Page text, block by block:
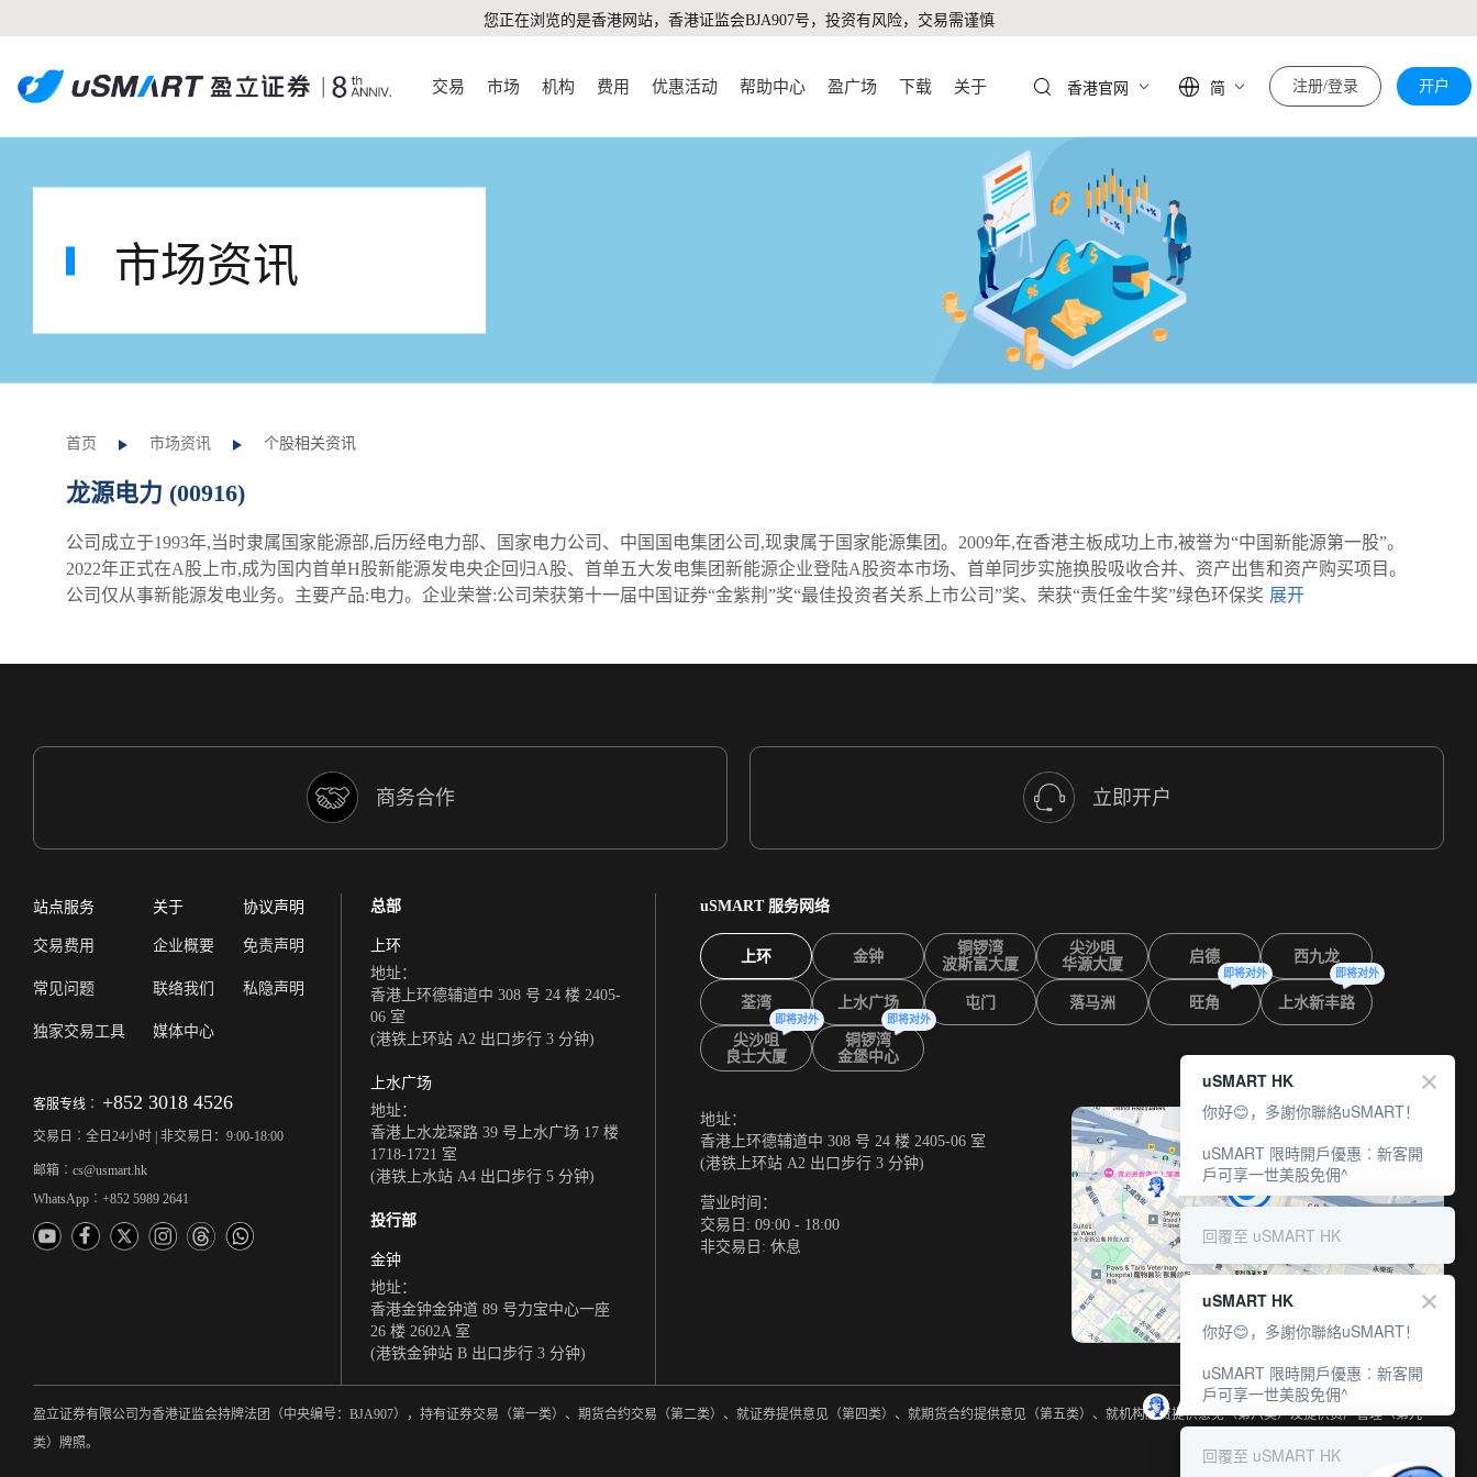
您正在浏览的是香港网站，香港证监会BJA907号，投资有风险，交易需谨慎
交易 市场 机构 费用 优惠活动 帮助中心 盈广场 下载 关于 香港官网 简 注册/登录 开户
市场资讯
首页 市场资讯 个股相关资讯
龙源电力 (00916)
公司成立于1993年,当时隶属国家能源部,后历经电力部、国家电力公司、中国国电集团公司,现隶属于国家能源集团。2009年,在香港主板成功上市,被誉为“中国新能源第一股”。
2022年正式在A股上市,成为国内首单H股新能源发电央企回归A股、首单五大发电集团新能源企业登陆A股资本市场、首单同步实施换股吸收合并、资产出售和资产购买项目。
公司仅从事新能源发电业务。主要产品:电力。企业荣誉:公司荣获第十一届中国证券“金紫荆”奖“最佳投资者关系上市公司”奖、荣获“责任金牛奖”绿色环保奖
商务合作 立即开户
站点服务
交易费用
常见问题
独家交易工具
关于
企业概要
联络我们
媒体中心
协议声明
免责声明
私隐声明
客服专线︰ +852 3018 4526
交易日︰全日24小时 | 非交易日：9:00-18:00
邮箱︰cs@usmart.hk
WhatsApp︰+852 5989 2641
总部
上环
地址：
香港上环德辅道中 308 号 24 楼 2405-
06 室
(港铁上环站 A2 出口步行 3 分钟)
上水广场
地址：
香港上水龙琛路 39 号上水广场 17 楼
1718-1721 室
(港铁上水站 A4 出口步行 5 分钟)
投行部
金钟
地址：
香港金钟金钟道 89 号力宝中心一座
26 楼 2602A 室
(港铁金钟站 B 出口步行 3 分钟)
uSMART 服务网络
上环 金钟
铜锣湾
波斯富大厦
尖沙咀
华源大厦
启德 西九龙
荃湾 上水广场 屯门 落马洲 旺角
即将对外
上水新丰路
即将对外
尖沙咀
良士大厦
即将对外
铜锣湾
金堡中心
即将对外
地址：
香港上环德辅道中 308 号 24 楼 2405-06 室
(港铁上环站 A2 出口步行 3 分钟)
营业时间：
交易日: 09:00 - 18:00
非交易日: 休息
盈立证券有限公司为香港证监会持牌法团（中央编号：BJA907），持有证券交易（第一类）、期货合约交易（第二类）、就证券提供意见（第四类）、就期货合约提供意见（第五类）、就机构融资提供意见（第六类）及提供资产管理（第九
类）牌照。
uSMART HK
你好😊，多謝你聯絡uSMART！
uSMART 限時開戶優惠︰新客開
戶可享一世美股免佣^
回覆至 uSMART HK
uSMART HK
你好😊，多謝你聯絡uSMART！
uSMART 限時開戶優惠︰新客開
戶可享一世美股免佣^
回覆至 uSMART HK